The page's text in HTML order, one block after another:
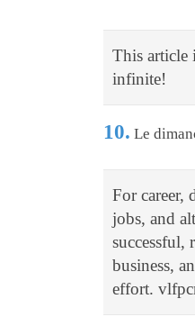
This article
infinite!
10. Le
For career,
jobs, and
successful,
business,
effort.